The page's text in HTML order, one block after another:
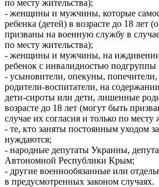
по месту жительства);
- женщины и мужчины, которые
ребенка (детей) в возрасте до 18 лет
призваны на военную службу в
по месту жительства);
- женщины и мужчины, на иждивении
ребенок с инвалидностью подгруппы
- усыновители, опекуны,
родители-воспитатели, на
дети-сироты или дети, лишенные
возрасте до 18 лет (могут быть
случае их согласия и только по месту
- те, кто заняты постоянным уходом
нуждаются;
- народные депутаты Украины,
Автономной Республики Крым;
- другие военнообязанные или
в предусмотренных законом случаях.